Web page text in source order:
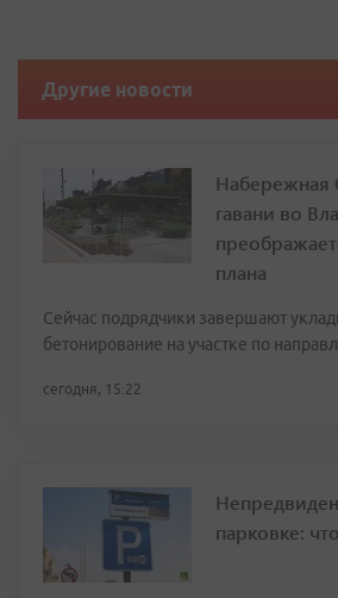
Другие новости
Набережная
гавани во
плана
Сейчас подрядчики завершают
бетонирование на участке по
сегодня, 15:22
парковке: